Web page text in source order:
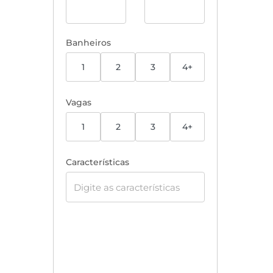
Banheiros
1 2 3 4+
Vagas
1 2 3 4+
Características